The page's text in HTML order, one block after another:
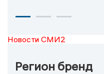
Новости СМИ2
Регион бренд